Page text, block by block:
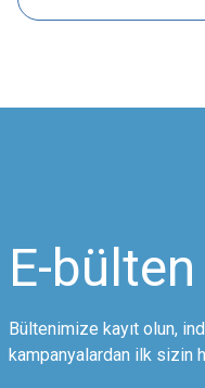
Bu ürüne benzer
E-bülten
Bültenimize kayıt olun,
kampanyalardan ilk sizin